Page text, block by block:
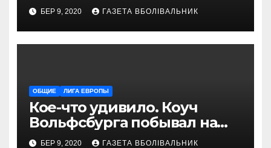
БЕР 9, 2020 ГАЗЕТА ВБОЛІВАЛЬНИК
ОБЩИЕ ЛИГА ЕВРОПЫ
Кое-что удивило. Коуч
Вольфсбурга побывал на
матче Шахтера с Колосом
БЕР 9, 2020 ГАЗЕТА ВБОЛІВАЛЬНИК